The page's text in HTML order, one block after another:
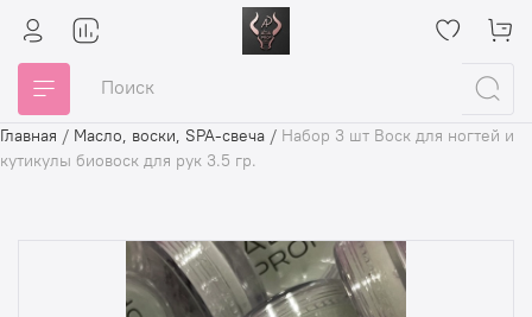
Главная / Масло, воски, SPA-свеча / Набор 3 шт Воск для ногтей и
кутикулы биовоск для рук 3.5 гр.